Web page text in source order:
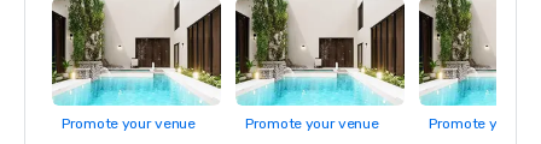
Promote your venue Promote your venue Promote your